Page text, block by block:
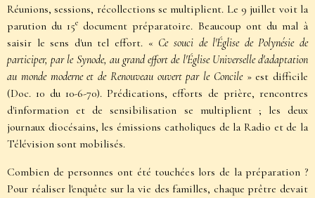
Réunions, sessions, récollections se multiplient. Le 9 juillet voit la
parution du 15e document préparatoire. Beaucoup ont du mal à
saisir le sens d'un tel effort. « Ce souci de l'Église de Polynésie de
participer, par le Synode, au grand effort de l'Église Universelle d'adaptation
au monde moderne et de Renouveau ouvert par le Concile » est difficile
(Doc. 10 du 10-6-70). Prédications, efforts de prière, rencontres
d'information et de sensibilisation se multiplient ; les deux
journaux diocésains, les émissions catholiques de la Radio et de la
Télévision sont mobilisés.
Combien de personnes ont été touchées lors de la préparation ?
Pour réaliser l'enquête sur la vie des familles, chaque prêtre devait